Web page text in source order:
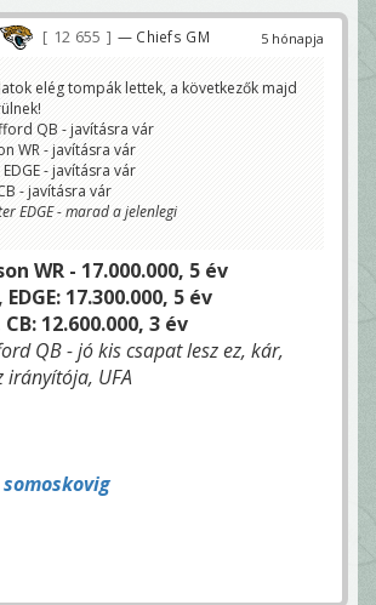
5 hónapja
12 655 — Chiefs GM
elég tompák lettek, a következők majd
QB - javításra vár
WR - javításra vár
- javításra vár
- javításra vár
EDGE - marad a jelenlegi
WR - 17.000.000, 5 év
17.300.000, 5 év
12.600.000, 3 év
QB - jó kis csapat lesz ez, kár,
irányítója, UFA
somoskovig